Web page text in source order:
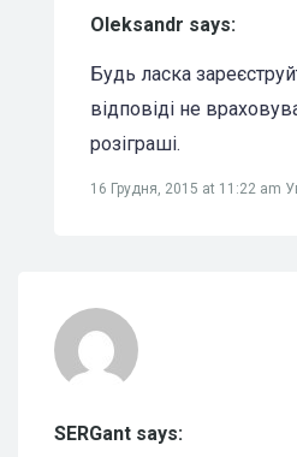
Oleksandr says:
Будь ласка
відповіді не
розіграші.
16 Грудня, 2015 at 11:22 am
SERGant says: